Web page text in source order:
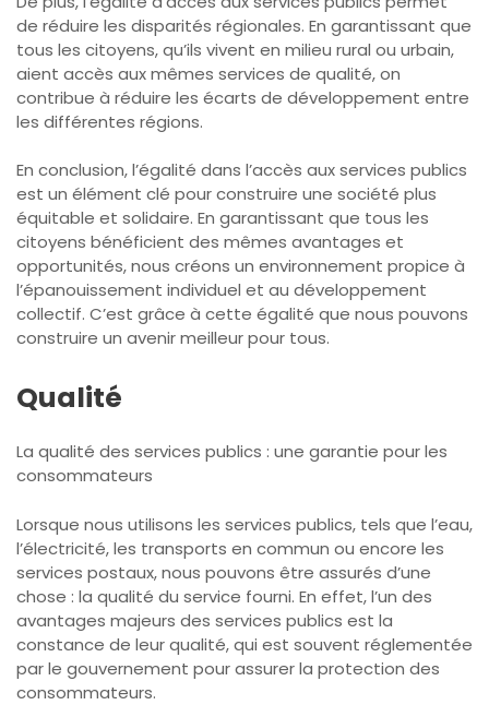
de réduire les disparités régionales. En garantissant que
tous les citoyens, qu’ils vivent en milieu rural ou urbain,
aient accès aux mêmes services de qualité, on
contribue à réduire les écarts de développement entre
les différentes régions.
En conclusion, l’égalité dans l’accès aux services publics
est un élément clé pour construire une société plus
équitable et solidaire. En garantissant que tous les
citoyens bénéficient des mêmes avantages et
opportunités, nous créons un environnement propice à
l’épanouissement individuel et au développement
collectif. C’est grâce à cette égalité que nous pouvons
construire un avenir meilleur pour tous.
Qualité
La qualité des services publics : une garantie pour les
consommateurs
Lorsque nous utilisons les services publics, tels que l’eau,
l’électricité, les transports en commun ou encore les
services postaux, nous pouvons être assurés d’une
chose : la qualité du service fourni. En effet, l’un des
avantages majeurs des services publics est la
constance de leur qualité, qui est souvent réglementée
par le gouvernement pour assurer la protection des
consommateurs.